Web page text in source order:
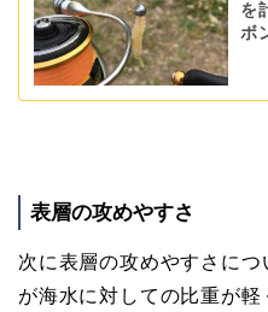
を
ボ
表層の攻めやすさ
次に表層の攻めやすさに
が海水に対しての比重が